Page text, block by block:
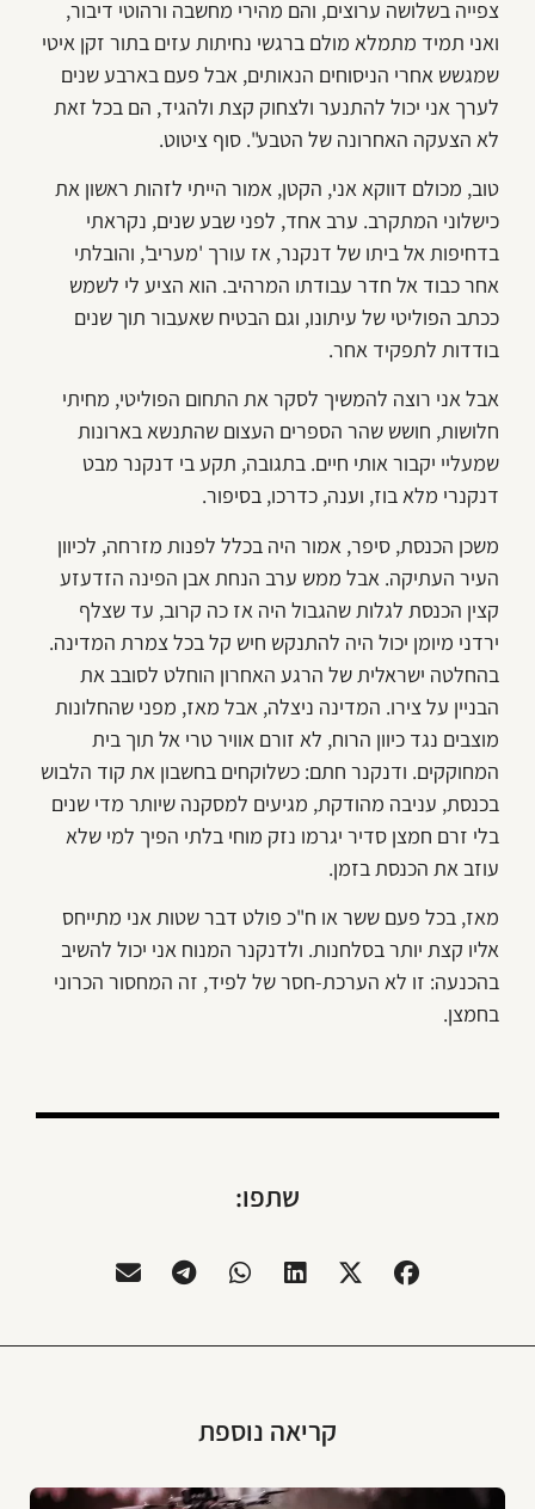
צפייה בשלושה ערוצים, והם מהירי מחשבה ורהוטי דיבור,
ואני תמיד מתמלא מולם ברגשי נחיתות עזים בתור זקן איטי
שמגשש אחרי הניסוחים הנאותים, אבל פעם בארבע שנים
לערך אני יכול להתנער ולצחוק קצת ולהגיד, הם בכל זאת
לא הצעקה האחרונה של הטבע". סוף ציטוט.
טוב, מכולם דווקא אני, הקטן, אמור הייתי לזהות ראשון את
כישלוני המתקרב. ערב אחד, לפני שבע שנים, נקראתי
בדחיפות אל ביתו של דנקנר, אז עורך 'מעריב', והובלתי
אחר כבוד אל חדר עבודתו המרהיב. הוא הציע לי לשמש
ככתב הפוליטי של עיתונו, וגם הבטיח שאעבור תוך שנים
בודדות לתפקיד אחר.
אבל אני רוצה להמשיך לסקר את התחום הפוליטי, מחיתי
חלושות, חושש שהר הספרים העצום שהתנשא בארונות
שמעליי יקבור אותי חיים. בתגובה, תקע בי דנקנר מבט
דנקנרי מלא בוז, וענה, כדרכו, בסיפור.
משכן הכנסת, סיפר, אמור היה בכלל לפנות מזרחה, לכיוון
העיר העתיקה. אבל ממש ערב הנחת אבן הפינה הזדעזע
קצין הכנסת לגלות שהגבול היה אז כה קרוב, עד שצלף
ירדני מיומן יכול היה להתנקש חיש קל בכל צמרת המדינה.
בהחלטה ישראלית של הרגע האחרון הוחלט לסובב את
הבניין על צירו. המדינה ניצלה, אבל מאז, מפני שהחלונות
מוצבים נגד כיוון הרוח, לא זורם אוויר טרי אל תוך בית
המחוקקים. ודנקנר חתם: כשלוקחים בחשבון את קוד הלבוש
בכנסת, עניבה מהודקת, מגיעים למסקנה שיותר מדי שנים
בלי זרם חמצן סדיר יגרמו נזק מוחי בלתי הפיך למי שלא
עוזב את הכנסת בזמן.
מאז, בכל פעם ששר או ח"כ פולט דבר שטות אני מתייחס
אליו קצת יותר בסלחנות. ולדנקנר המנוח אני יכול להשיב
בהכנעה: זו לא הערכת-חסר של לפיד, זה המחסור הכרוני
בחמצן.
שתפו:
קריאה נוספת